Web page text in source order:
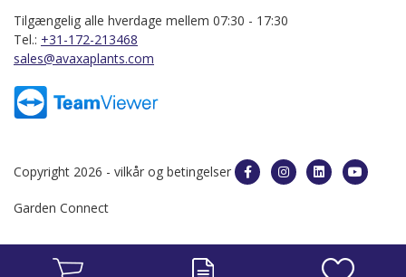
Tilgængelig alle hverdage mellem 07:30 - 17:30
Tel.: +31-172-213468
sales@avaxaplants.com
Copyright 2026 - vilkår og betingelser
Garden Connect